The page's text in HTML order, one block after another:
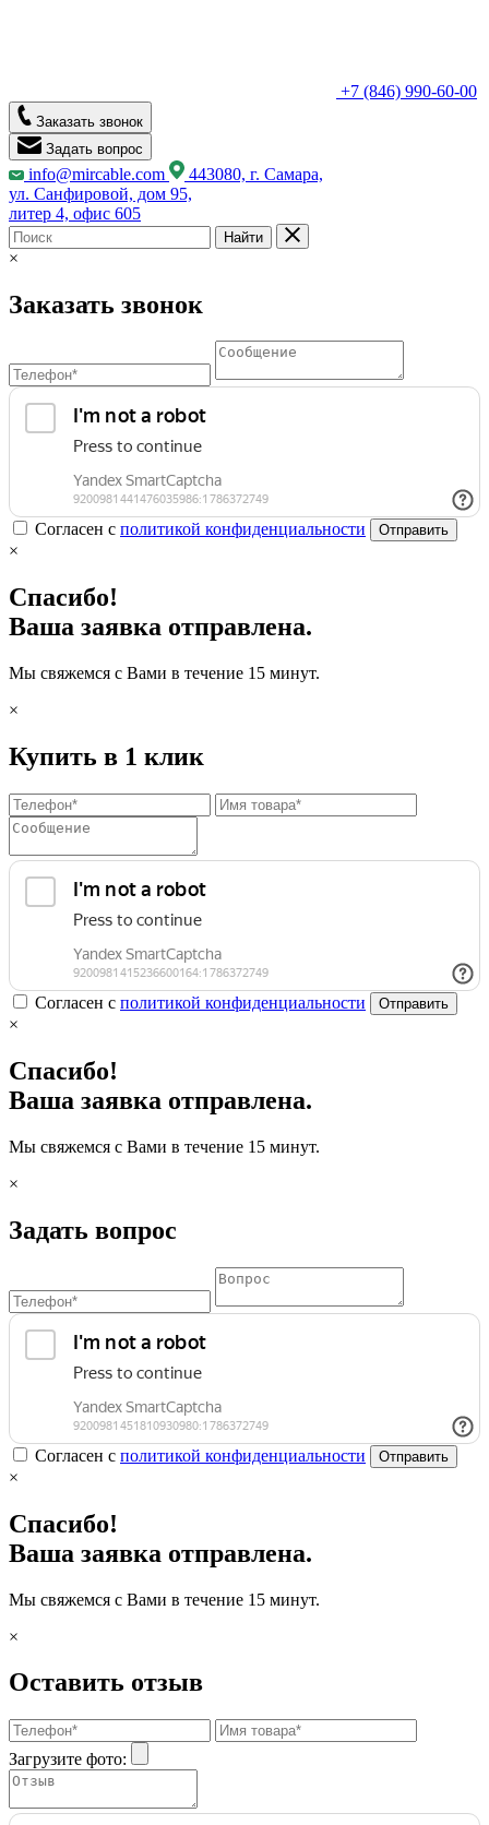
+7 (846) 990-60-00
Заказать звонок
Задать вопрос
info@mircable.com
443080, г. Самара,
ул. Санфировой, дом 95,
литер 4, офис 605
Найти
×
Заказать звонок
Согласен с политикой конфиденциальности Отправить
×
Спасибо!
Ваша заявка отправлена.
Мы свяжемся с Вами в течение 15 минут.
×
Купить в 1 клик
Согласен с политикой конфиденциальности Отправить
×
Спасибо!
Ваша заявка отправлена.
Мы свяжемся с Вами в течение 15 минут.
×
Задать вопрос
Согласен с политикой конфиденциальности Отправить
×
Спасибо!
Ваша заявка отправлена.
Мы свяжемся с Вами в течение 15 минут.
×
Оставить отзыв
Загрузите фото: